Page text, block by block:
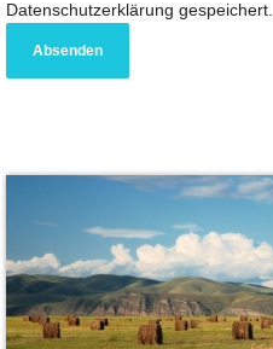
Datenschutzerklärung gespeichert.